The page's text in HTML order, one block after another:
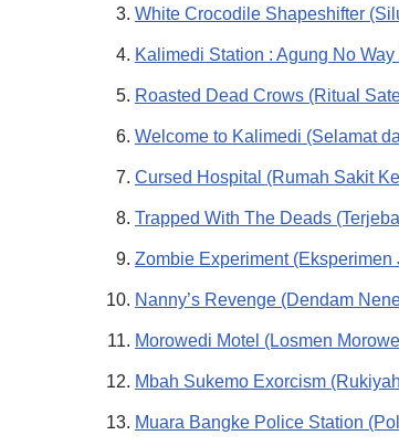
White Crocodile Shapeshifter
Kalimedi Station : Agung No
Roasted Dead Crows (Ritual
Welcome to Kalimedi (Selamat
Cursed Hospital (Rumah Sakit
Trapped With The Deads
Zombie Experiment (Eksperimen
Nanny’s Revenge (Dendam
Morowedi Motel (Losmen
Mbah Sukemo Exorcism
Muara Bangke Police Station